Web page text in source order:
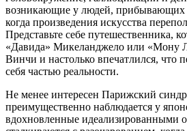
возникающие у людей, прибывающих
когда произведения искусства
Представьте себе путешественника,
«Давида» Микеланджело или «Мону
Винчи и настолько впечатлился, что
себя частью реальности.
Не менее интересен Парижский
преимущественно наблюдается у
вдохновленные идеализированными